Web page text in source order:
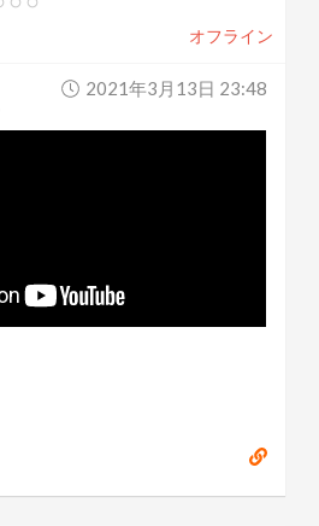
オフライン
2021年3月13日 23:48